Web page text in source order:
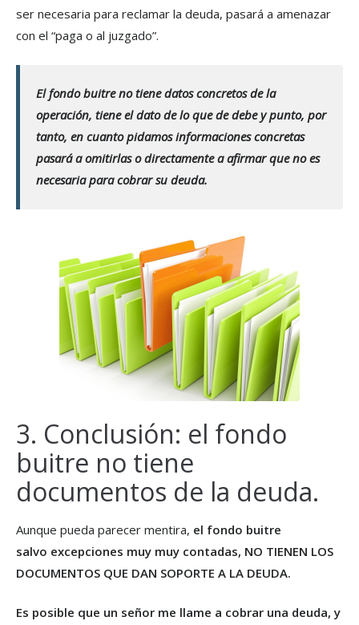
ser necesaria para reclamar la deuda, pasará a amenazar
con el “paga o al juzgado”.
El fondo buitre no tiene datos concretos de la
operación, tiene el dato de lo que de debe y punto, por
tanto, en cuanto pidamos informaciones concretas
pasará a omitirlas o directamente a afirmar que no es
necesaria para cobrar su deuda.
3. Conclusión: el fondo
buitre no tiene
documentos de la deuda.
Aunque pueda parecer mentira, el fondo buitre
salvo excepciones muy muy contadas, NO TIENEN LOS
DOCUMENTOS QUE DAN SOPORTE A LA DEUDA.
Es posible que un señor me llame a cobrar una deuda, y